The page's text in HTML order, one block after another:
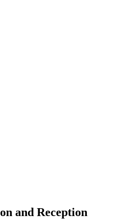
and Reception